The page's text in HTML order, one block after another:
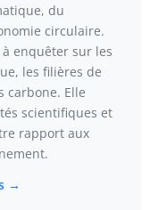
du
circulaire.
enquêter sur les
les filières de
carbone. Elle
scientifiques et
rapport aux
→